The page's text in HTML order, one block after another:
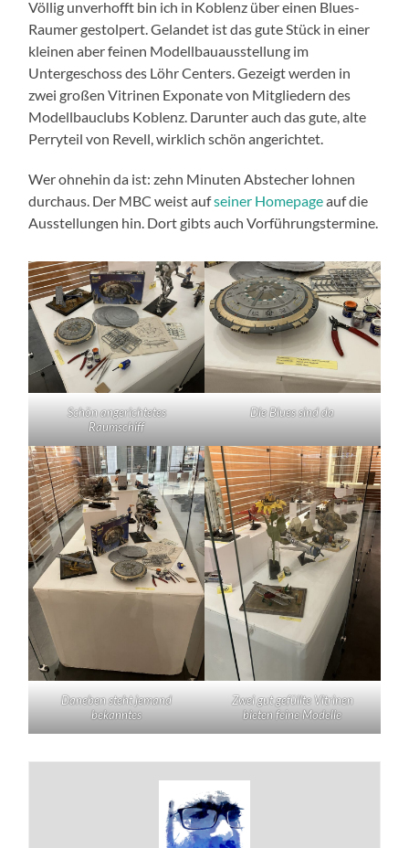
Völlig unverhofft bin ich in Koblenz über einen Blues-
Raumer gestolpert. Gelandet ist das gute Stück in einer
kleinen aber feinen Modellbauausstellung im
Untergeschoss des Löhr Centers. Gezeigt werden in
zwei großen Vitrinen Exponate von Mitgliedern des
Modellbauclubs Koblenz. Darunter auch das gute, alte
Perryteil von Revell, wirklich schön angerichtet.
Wer ohnehin da ist: zehn Minuten Abstecher lohnen
durchaus. Der MBC weist aufseiner Homepageauf die
Ausstellungen hin. Dort gibts auch Vorführungstermine.
Schön angerichtetes
Raumschiff
Die Blues sind da
Daneben steht jemand
bekanntes
Zwei gut gefüllte Vitrinen
bieten feine Modelle